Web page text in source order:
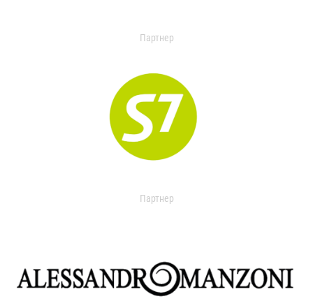
Партнер
Партнер